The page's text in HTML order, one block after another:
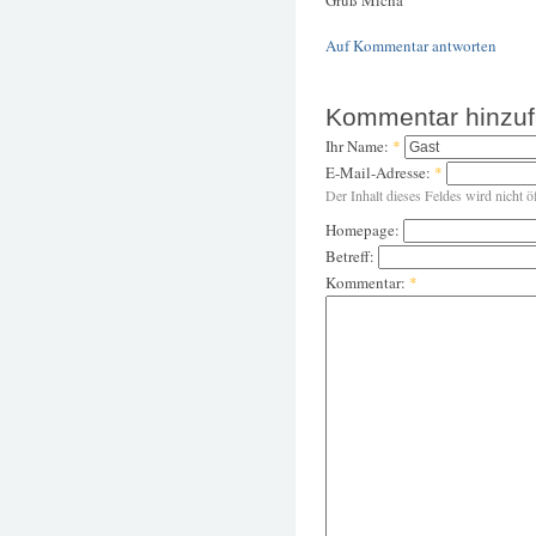
Auf Kommentar antworten
Kommentar
Ihr Name: *
E-Mail-Adresse: *
Der Inhalt dieses Feldes wird nicht
Homepage:
Betreff:
Kommentar: *